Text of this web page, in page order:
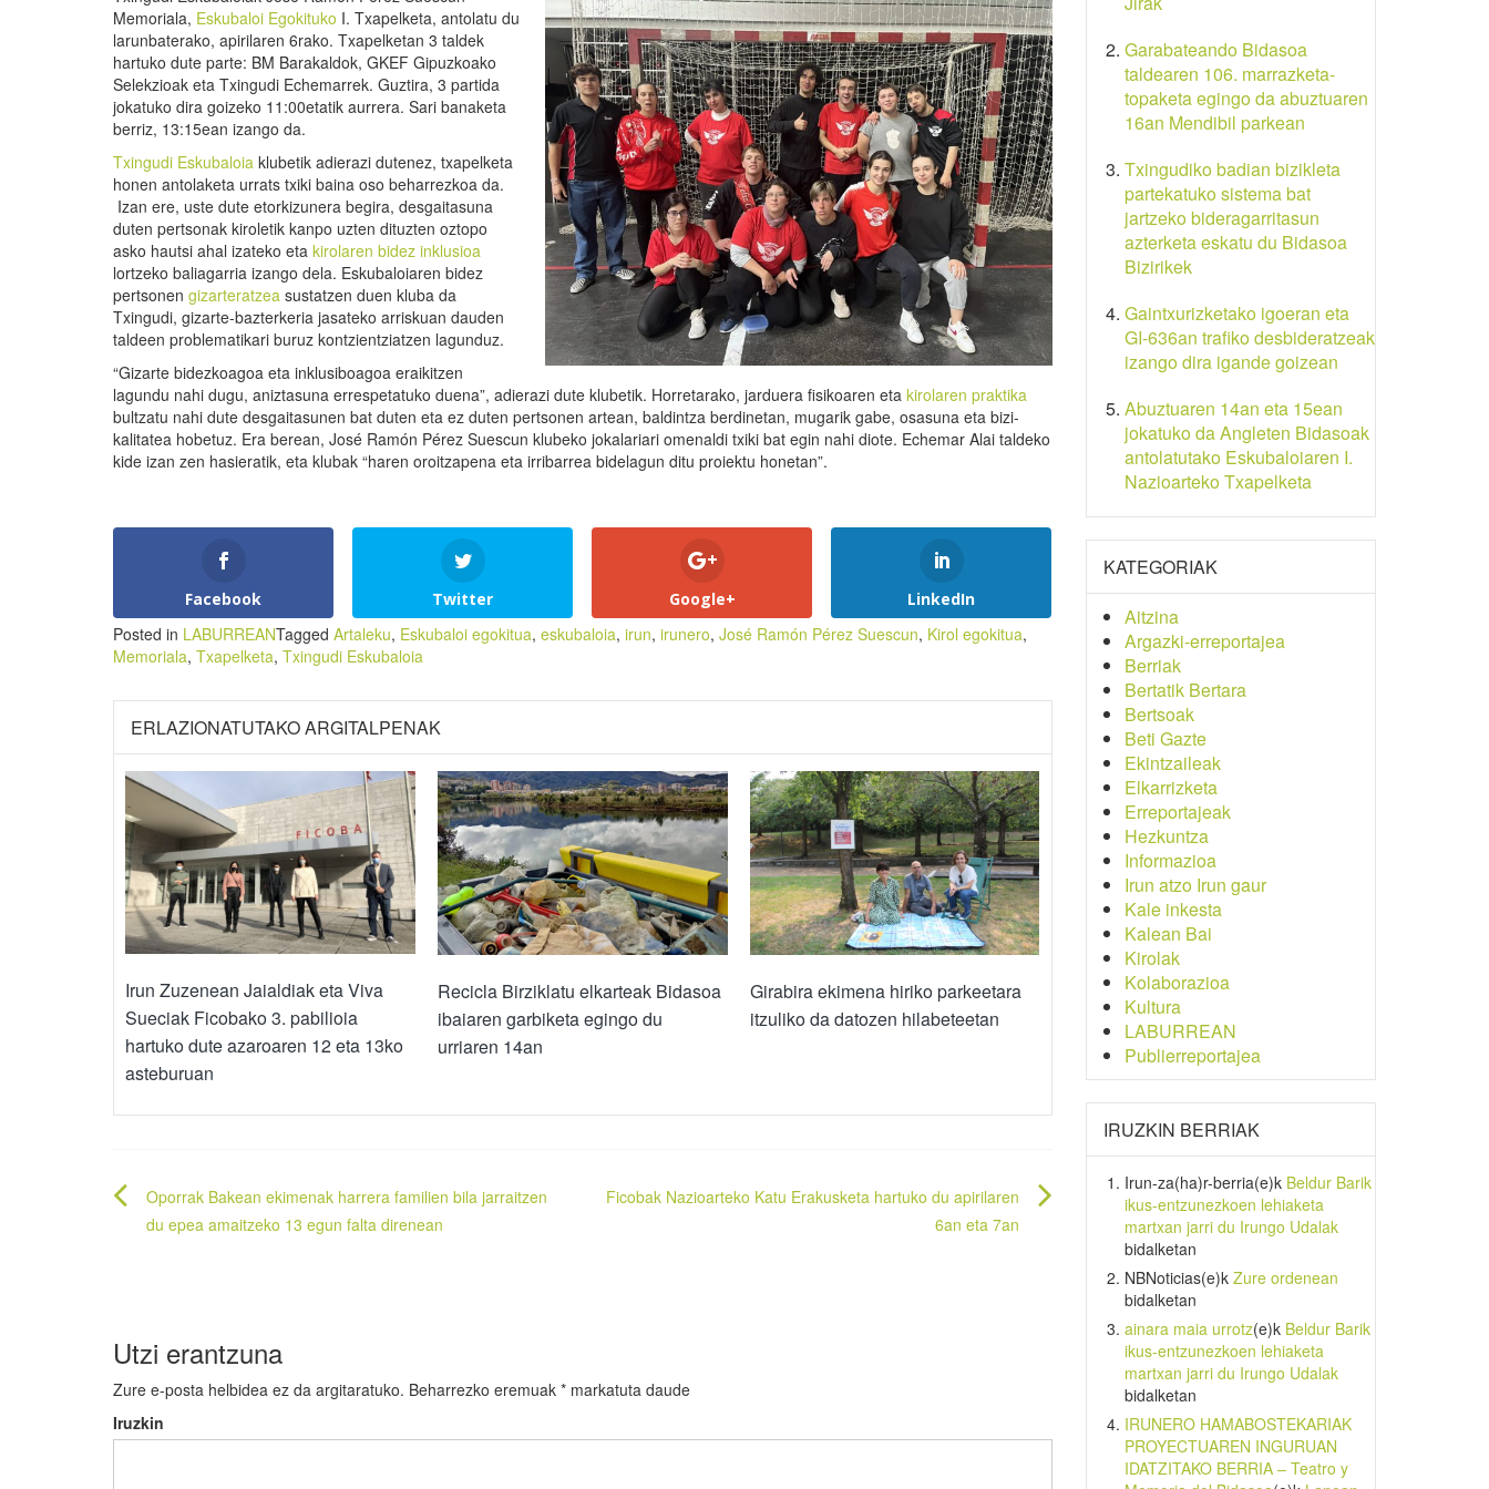
Memoriala, Eskubaloi Egokituko I. Txapelketa, antolatu du
larunbaterako, apirilaren 6rako. Txapelketan 3 taldek
hartuko dute parte: BM Barakaldok, GKEF Gipuzkoako
Selekzioak eta Txingudi Echemarrek. Guztira, 3 partida
jokatuko dira goizeko 11:00etatik aurrera. Sari banaketa
berriz, 13:15ean izango da.
Txingudi Eskubaloia klubetik adierazi dutenez, txapelketa
honen antolaketa urrats txiki baina oso beharrezkoa da.
Izan ere, uste dute etorkizunera begira, desgaitasuna
duten pertsonak kiroletik kanpo uzten dituzten oztopo
asko hautsi ahal izateko eta kirolaren bidez inklusioa
lortzeko baliagarria izango dela. Eskubaloiaren bidez
pertsonen gizarteratzea sustatzen duen kluba da
Txingudi, gizarte-bazterkeria jasateko arriskuan dauden
taldeen problematikari buruz kontzientziatzen lagunduz.
“Gizarte bidezkoagoa eta inklusiboagoa eraikitzen
lagundu nahi dugu, aniztasuna errespetatuko duena”, adierazi dute klubetik. Horretarako, jarduera fisikoaren eta kirolaren praktika
bultzatu nahi dute desgaitasunen bat duten eta ez duten pertsonen artean, baldintza berdinetan, mugarik gabe, osasuna eta bizi-
kalitatea hobetuz. Era berean, José Ramón Pérez Suescun klubeko jokalariari omenaldi txiki bat egin nahi diote. Echemar Alai taldeko
kide izan zen hasieratik, eta klubak “haren oroitzapena eta irribarrea bidelagun ditu proiektu honetan”.
Facebook Twitter Google+ LinkedIn
Posted in LABURREANTagged Artaleku, Eskubaloi egokitua, eskubaloia, irun, irunero, José Ramón Pérez Suescun, Kirol egokitua,
Memoriala, Txapelketa, Txingudi Eskubaloia
ERLAZIONATUTAKO ARGITALPENAK
Irun Zuzenean Jaialdiak eta Viva
Sueciak Ficobako 3. pabilioia
hartuko dute azaroaren 12 eta 13ko
asteburuan
Recicla Birziklatu elkarteak Bidasoa
ibaiaren garbiketa egingo du
urriaren 14an
Girabira ekimena hiriko parkeetara
itzuliko da datozen hilabeteetan
Bidalketetan
zehar
Oporrak Bakean ekimenak harrera familien bila jarraitzen
du epea amaitzeko 13 egun falta direnean
Ficobak Nazioarteko Katu Erakusketa hartuko du apirilaren
6an eta 7an
Utzi erantzuna
Zure e-posta helbidea ez da argitaratuko. Beharrezko eremuak * markatuta daude
Iruzkin
Garabateando Bidasoa
taldearen 106. marrazketa-
topaketa egingo da abuztuaren
16an Mendibil parkean
Txingudiko badian bizikleta
partekatuko sistema bat
jartzeko bideragarritasun
azterketa eskatu du Bidasoa
Bizirikek
Gaintxurizketako igoeran eta
GI-636an trafiko desbideratzeak
izango dira igande goizean
Abuztuaren 14an eta 15ean
jokatuko da Angleten Bidasoak
antolatutako Eskubaloiaren I.
Nazioarteko Txapelketa
KATEGORIAK
Aitzina
Argazki-erreportajea
Berriak
Bertatik Bertara
Bertsoak
Beti Gazte
Ekintzaileak
Elkarrizketa
Erreportajeak
Hezkuntza
Informazioa
Irun atzo Irun gaur
Kale inkesta
Kalean Bai
Kirolak
Kolaborazioa
Kultura
LABURREAN
Publierreportajea
IRUZKIN BERRIAK
Irun-za(ha)r-berria(e)k Beldur Barik
ikus-entzunezkoen lehiaketa
martxan jarri du Irungo Udalak
bidalketan
NBNoticias(e)k Zure ordenean
bidalketan
ainara maia urrotz(e)k Beldur Barik
ikus-entzunezkoen lehiaketa
martxan jarri du Irungo Udalak
bidalketan
IRUNERO HAMABOSTEKARIAK
PROYECTUAREN INGURUAN
IDATZITAKO BERRIA – Teatro y